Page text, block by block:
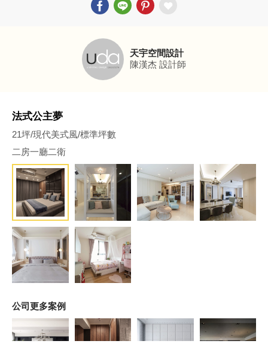
天宇空間設計
陳漢杰 設計師
法式公主夢
21坪/現代美式風/標準坪數
二房一廳二衛
公司更多案例